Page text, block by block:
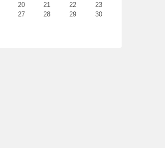
20 21 22
23
27 28 29
30